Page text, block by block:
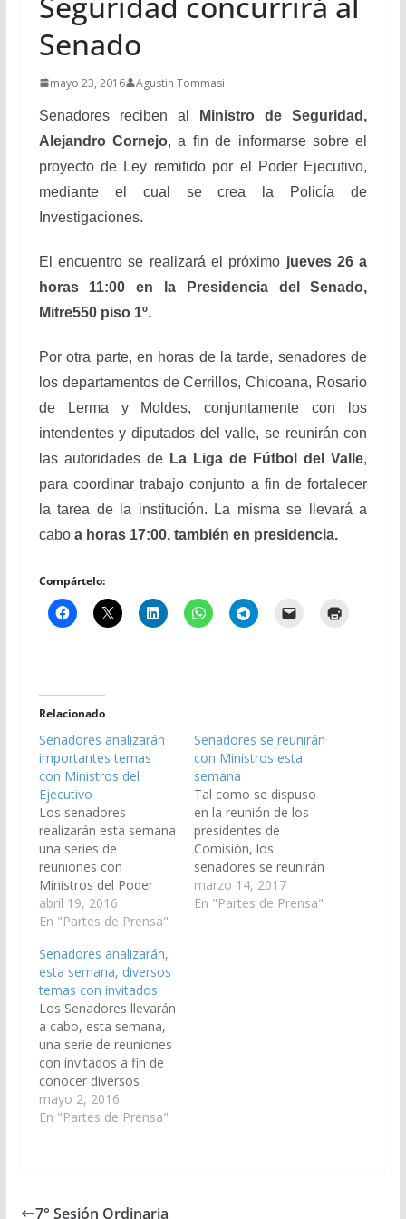
Senado
mayo 23, 2016 Agustin Tommasi
Senadores reciben al
Ministro de Seguridad,
Alejandro Cornejo, a fin de informarse sobre el
proyecto de Ley remitido por el Poder Ejecutivo,
mediante el cual se crea la Policía de
Investigaciones.
El encuentro se realizará el próximo jueves 26 a
horas 11:00 en la Presidencia del Senado,
Mitre550 piso 1º.
Por otra parte, en horas de la tarde, senadores de
los departamentos de Cerrillos, Chicoana, Rosario
de Lerma y Moldes, conjuntamente con los
intendentes y diputados del valle, se reunirán con
las autoridades de La Liga de Fútbol del Valle,
para coordinar trabajo conjunto a fin de fortalecer
la tarea de la institución. La misma se llevará a
cabo a horas 17:00, también en presidencia.
Compártelo:
Relacionado
Senadores analizarán
importantes temas
con Ministros del
Ejecutivo
Los senadores
realizarán esta semana
una series de
reuniones con
Ministros del Poder
Ejecutivo. La primera
reunión se llevará a
del senado, Mitre 550
piso 1º, mañana
miércoles 20 a horas
9:00 con el Ministro de
Seguridad, Alejandro
Cornejo, a fin de
conocer sobre el
"Protocolo…
abril 19, 2016
En "Partes de Prensa"
Senadores se reunirán
con Ministros esta
semana
Tal como se dispuso
en la reunión de los
presidentes de
Comisión, los
senadores se reunirán
esta semana con
Ministros del Poder
marzo 14, 2017
En "Partes de Prensa"
Senadores analizarán,
esta semana, diversos
temas con invitados
Los Senadores llevarán
a cabo, esta semana,
una serie de reuniones
con invitados a fin de
conocer diversos
temas. Por una parte,
en la Presidencia del
horas, recibirán a las
mayo 2, 2016
En "Partes de Prensa"
7° Sesión Ordinaria